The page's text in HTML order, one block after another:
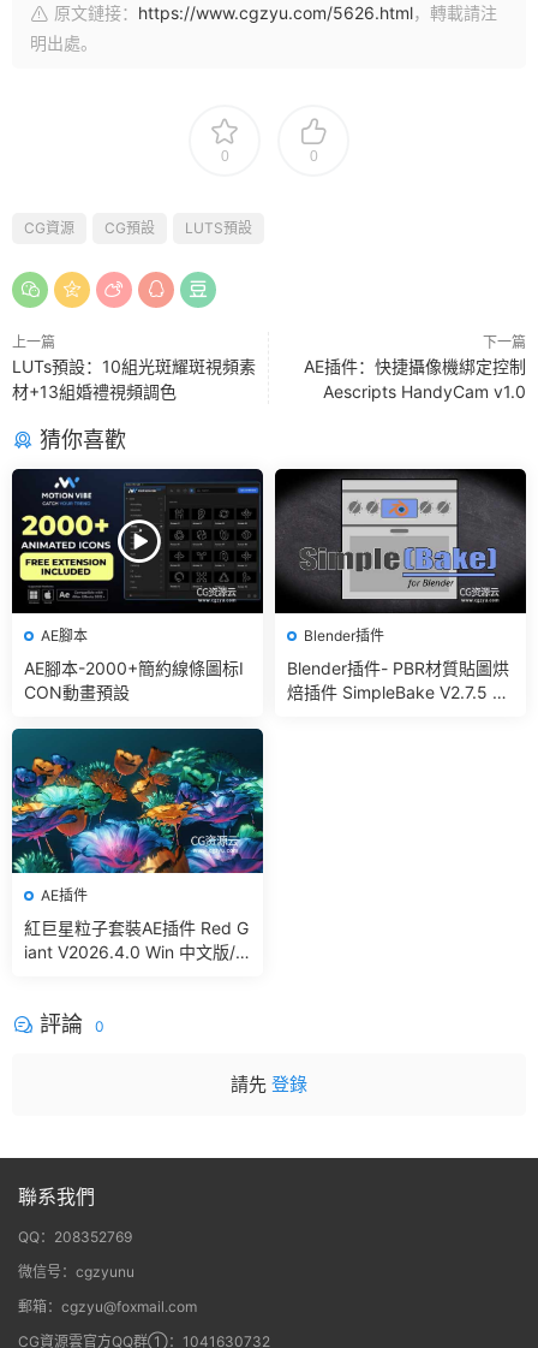
原文鏈接： https://www.cgzyu.com/5626.html，轉載請注
明出處。
0 0
CG資源 CG預設 LUTS預設
上一篇
LUTs預設：10組光斑耀斑視頻素
材+13組婚禮視頻調色
下一篇
AE插件：快捷攝像機綁定控制
Aescripts HandyCam v1.0
猜你喜歡
AE腳本
AE腳本-2000+簡約線條圖标I
CON動畫預設
Blender插件
Blender插件- PBR材質貼圖烘
焙插件 SimpleBake V2.7.5 –
AE插件
紅巨星粒子套裝AE插件 Red G
iant V2026.4.0 Win 中文版/
評論 0
請先 登錄
聯系我們
QQ：208352769
微信号：cgzyunu
郵箱：cgzyu@foxmail.com
CG資源雲官方QQ群①：1041630732